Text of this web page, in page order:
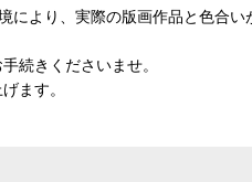
により、実際の版画作品と色合
続きくださいませ。
ます。